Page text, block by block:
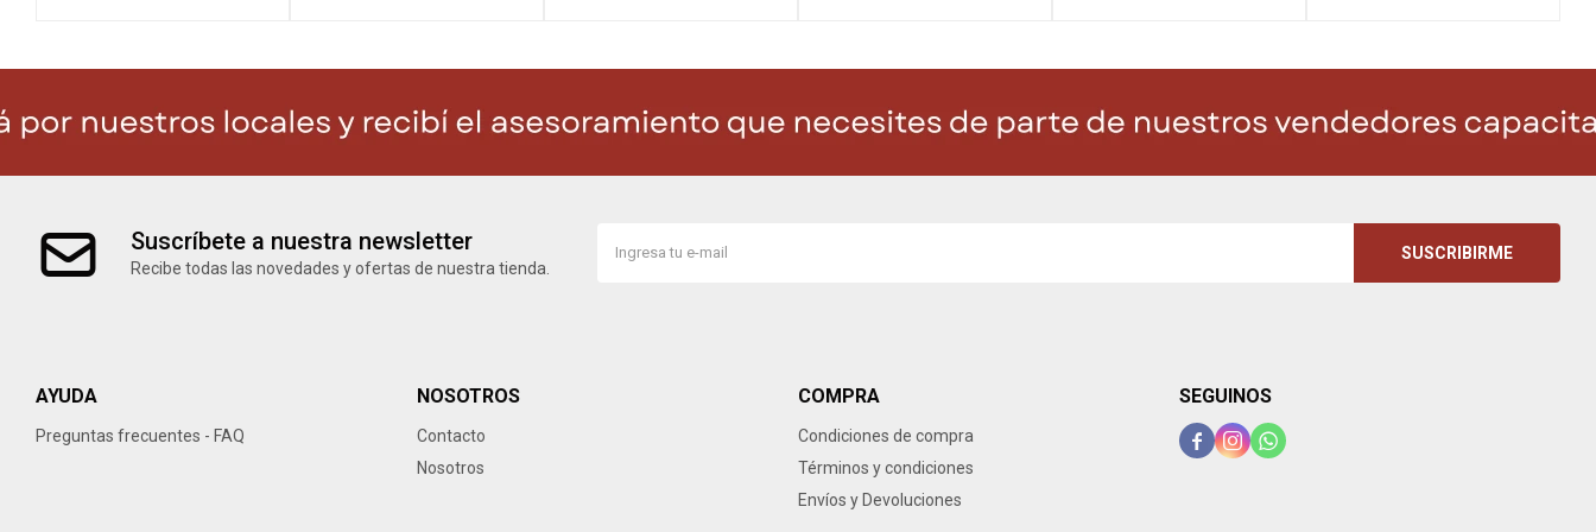
Suscríbete a nuestra newsletter
Recibe todas las novedades y ofertas de nuestra tienda.
SUSCRIBIRME
AYUDA
Preguntas frecuentes - FAQ
NOSOTROS
Contacto
Nosotros
COMPRA
Condiciones de compra
Términos y condiciones
Envíos y Devoluciones
SEGUINOS
  